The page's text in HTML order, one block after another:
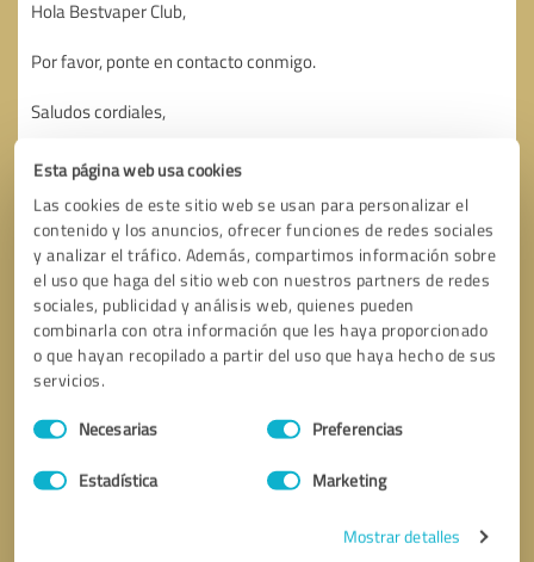
Esta página web usa cookies
Las cookies de este sitio web se usan para personalizar el
contenido y los anuncios, ofrecer funciones de redes sociales
y analizar el tráfico. Además, compartimos información sobre
el uso que haga del sitio web con nuestros partners de redes
sociales, publicidad y análisis web, quienes pueden
combinarla con otra información que les haya proporcionado
o que hayan recopilado a partir del uso que haya hecho de sus
servicios.
Selección
de
Necesarias Preferencias
Estadística Marketing
Mostrar detalles
Solicitar una llamada * campos obligatorios